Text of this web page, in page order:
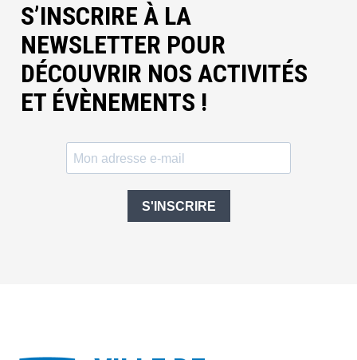
S’INSCRIRE À LA
NEWSLETTER POUR
DÉCOUVRIR NOS ACTIVITÉS
ET ÉVÈNEMENTS !
S'INSCRIRE